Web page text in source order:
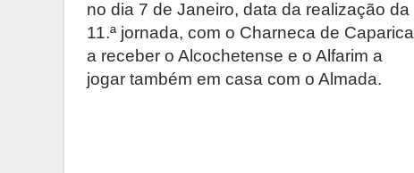
no dia 7 de Janeiro, data da realização da
11.ª jornada, com o Charneca de Caparica
a receber o Alcochetense e o Alfarim a
jogar também em casa com o Almada.